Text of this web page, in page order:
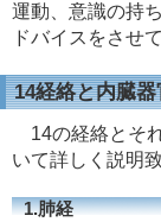
運動、意識の持
ドバイスをさせ
14経絡と内臓
14の経絡とそ
いて詳しく説明
1.肺経